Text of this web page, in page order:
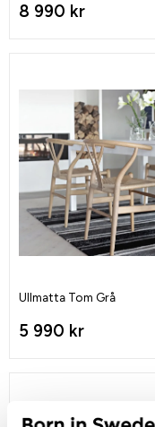
8 990 kr
Ullmatta Tom Grå
5 990 kr